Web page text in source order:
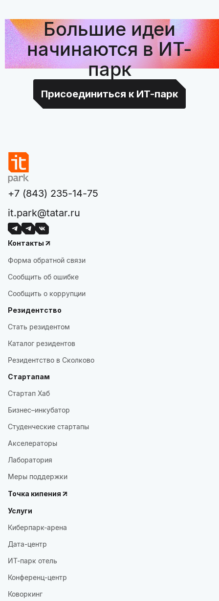
Большие идеи
начинаются в ИТ-
парк
Присоединиться к ИТ-парк
+7 (843) 235-14-75
it.park@tatar.ru
Контакты
Форма обратной связи
Сообщить об ошибке
Сообщить о коррупции
Резидентство
Стать резидентом
Каталог резидентов
Резидентство в Сколково
Стартапам
Стартап Хаб
Бизнес–инкубатор
Студенческие стартапы
Акселераторы
Лаборатория
Меры поддержки
Точка кипения
Услуги
Киберпарк-арена
Дата-центр
ИТ-парк отель
Конференц-центр
Коворкинг